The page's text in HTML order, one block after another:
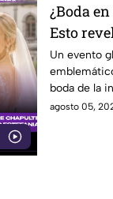
¿Boda
Esto
Coppola
Un evento
boda de la
Castillo de
agosto 05,